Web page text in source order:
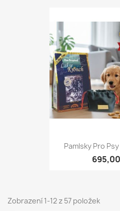
Pamlsky Pro
Zobrazení 1-12 z 57 položek